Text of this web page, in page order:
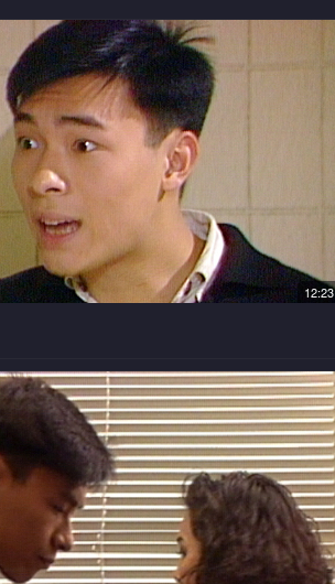
12:23
四处奔波，依据金美子报名时所报的地址，
子，金慧子起初并不合作，但当山继续查问
妹金慧子欲为其姐报仇，山为此颇为担心。
山再去查现场资料时却被打晕。然后山往找
找到一些线索。